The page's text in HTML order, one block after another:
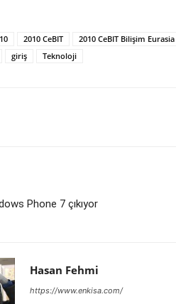
2010 CeBIT 2010 CeBIT Bilişim
giriş Teknoloji
Phone 7 çıkıyor
Hasan Fehmi
https://www.enkisa.com/